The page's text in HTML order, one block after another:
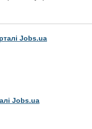
Jobs.ua
Jobs.ua